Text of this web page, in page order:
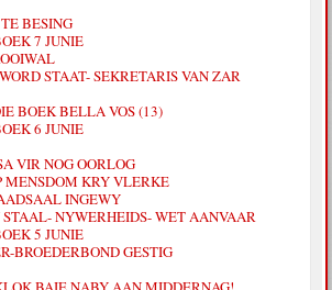
BESING
7 JUNIE
STAAT- SEKRETARIS VAN ZAR
BOEK BELLA VOS (13)
6 JUNIE
VIR NOG OORLOG
MENSDOM KRY VLERKE
INGEWY
STAAL- NYWERHEIDS- WET AANVAAR
5 JUNIE
BROEDERBOND GESTIG